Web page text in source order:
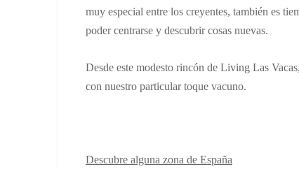
muy especial entre los creyentes, también es
poder centrarse y descubrir cosas nuevas.
Desde este modesto rincón de Living Las
con nuestro particular toque vacuno.
Descubre alguna zona de España